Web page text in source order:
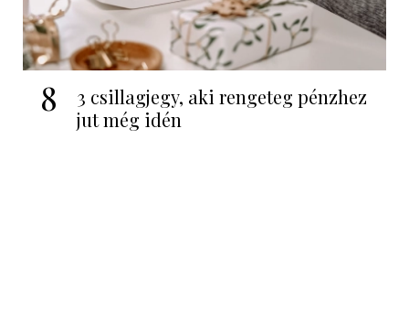
8
3 csillagjegy, aki rengeteg pénzhez
jut még idén